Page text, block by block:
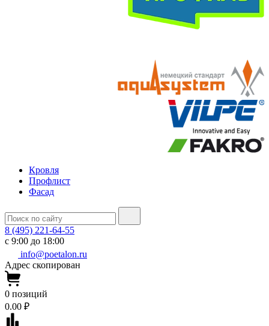
Кровля
Профлист
Фасад
8 (495) 221-64-55
с 9:00 до 18:00
info@poetalon.ru
Адрес скопирован
0 позиций
0.00 ₽